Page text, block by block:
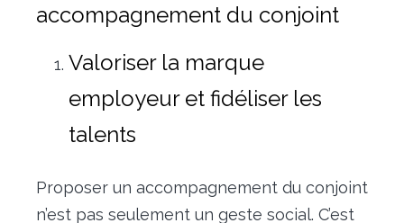
accompagnement du conjoint
Valoriser la marque
employeur et fidéliser les
talents
Proposer un accompagnement du conjoint
n’est pas seulement un geste social. C’est